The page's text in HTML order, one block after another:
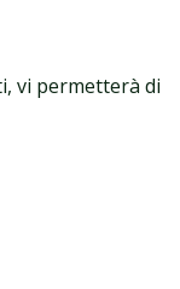
vi permetterà di